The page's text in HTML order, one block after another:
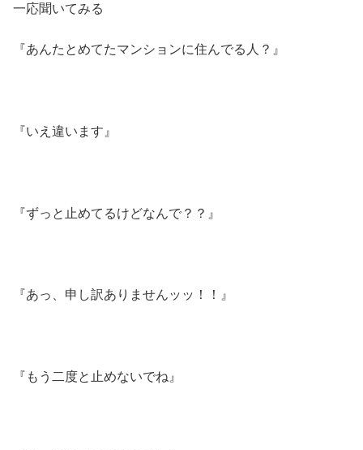
一応聞いてみる
『あんたとめてたマンションに住んでる人？』
『いえ違います』
『ずっと止めてるけどなんで？？』
『あっ、申し訳ありませんッッ！！』
『もう二度と止めないでね』